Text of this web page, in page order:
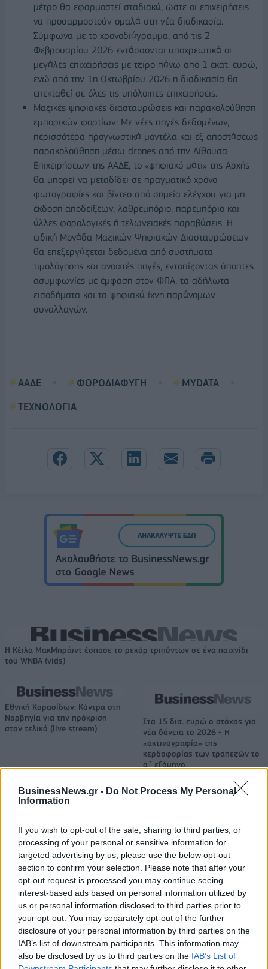
BusinessNews.gr - Do Not Process My Personal
Information
If you wish to opt-out of the sale, sharing to third parties, or
processing of your personal or sensitive information for
targeted advertising by us, please use the below opt-out
section to confirm your selection. Please note that after your
opt-out request is processed you may continue seeing
interest-based ads based on personal information utilized by
us or personal information disclosed to third parties prior to
your opt-out. You may separately opt-out of the further
disclosure of your personal information by third parties on the
IAB’s list of downstream participants. This information may
also be disclosed by us to third parties on the IAB’s List of
μέτρο θα εφαρμοστεί σταδιακά, ώστε οι επιχειρήσεις
να προσαρμοστούν ομαλά στη νέα διαδικασία.
Σύμφωνα με το χρονοδιάγραμμα, από τις 2
Φεβρουαρίου 2026 εντάσσονται υποχρεωτικά οι
μεγάλες επιχειρήσεις με τζίρο πάνω από 1 εκατ. ευρώ,
ενώ από την 1η Οκτωβρίου 2026 η διαδικασία θα
επεκταθεί σε όλες τις υπόλοιπες επιχειρήσεις.
Μαζικές ψηφιακές διασταυρώσεις και παρακολούθηση
εμπορικών φορτίων: Με νέες πηγές δεδομένων,
περισσότερα προγνωστικά μοντέλα και εξ αποστάσεως
παρακολούθηση μέσω drones από την Αίθουσα
Επιχειρήσεων της ΑΑΔΕ, το «ψηφιακό μάτι» της Αρχής
θα μπορεί να μεταδίδει σε πραγματικό χρόνο
φωτογραφίες και βίντεο από σημεία ελέγχου για μη
έκδοση αποδείξεων, λαθρεμπόριο, παρεμπόριο και
άλλες φορολογικές ή τελωνειακές παραβάσεις. Η
ειδική Μονάδα Μαζικών Ψηφιακών Διασταυρώσεων
θα επεξεργάζεται δεδομένα από συστήματα
τιμολόγησης και ανοιχτές πηγές, εντοπίζοντας ύποπτες
ασυμφωνίες με έμφαση στον ΦΠΑ, τα αδήλωτα
εισοδήματα και τα ψηφιακά ίχνη παράνομων
συναλλαγών.
ΑΑΔΕ ΦΟΡΟΔΙΑΦΥΓΗ
MYDATA
ΤΕΧΝΟΛΟΓΙΑ
Η Κέιλα ΜακΜπράιντ έσπασε το ρεκόρ τριπόντων σε ένα παιχνίδι
του WNBA (vids)
Εθνική Κορασίδων: Κόντρα στη
Νορβηγία για την πρόκριση
στον τελικό (live stream)
Στα 15 δισ. ευρώ ο στόχος για
νέα δάνεια το 2026 - Η
«ακτινογραφία» της
κερδοφορίας των τραπεζών το
α΄ εξάμηνο
Fourlis: Συμφωνία για την
πώληση συμμετοχής στο Sofia
South Ring Mall έναντι 49,35
ΣΚΑΪ: Ολοκληρώθηκε η θητεία
του Γρηγόρη Δημητριάδη - Ο
Γιάννης Αλαφούζος επιστρέφει
Media: Με ενίσχυση 8 εκατ. ευρώ σε 451 επιχειρήσεις ξεκίνησε το